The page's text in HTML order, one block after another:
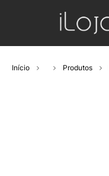
Início Produtos